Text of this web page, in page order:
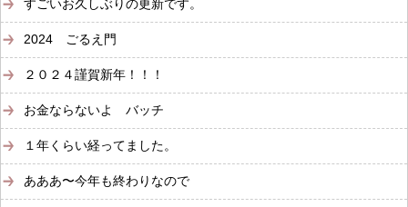
すごいお久しぶりの更新です。
2024 ごるえ門
２０２４謹賀新年！！！
お金ならないよ バッチ
１年くらい経ってました。
あああ〜今年も終わりなので